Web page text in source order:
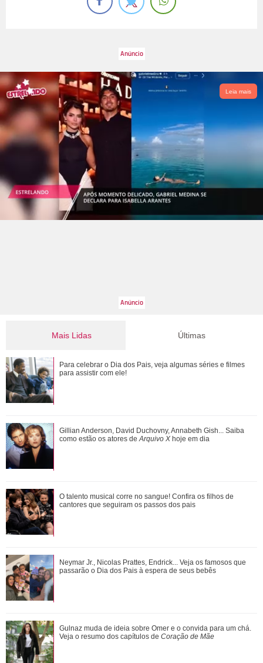
Leia mais
Mais Lidas
Morre pai de Lionel Messi aos 68 anos de idade
Ana Castela responde recado de Zé Felipe em show: Um
goiano me mandou um abraço ontem
Zé Felipe e Virgínia Fonseca aparecem juntos após
cirurgias das filhas e cantor brinca: Ta...
Anitta exibe look escolhido para nova turnê e detalhe no pé
chama a atenção
Ariana Grande faz desabafo em show sobre decisão de
pausar a carreira: Não foi uma reação...
Últimas
Para celebrar o Dia dos Pais, veja algumas séries e filmes
para assistir com ele!
Gillian Anderson, David Duchovny, Annabeth Gish... Saiba
como estão os atores deArquivo X hoje em dia
O talento musical corre no sangue! Confira os filhos de
cantores que seguiram os passos dos pais
Neymar Jr., Nicolas Prattes, Endrick... Veja os famosos que
passarão o Dia dos Pais à espera de seus bebês
Gulnaz muda de ideia sobre Omer e o convida para um chá.
Veja o resumo dos capítulos de Coração de Mãe